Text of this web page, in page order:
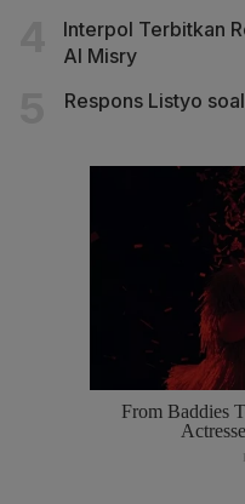
Interpol Terbitkan
Al Misry
Respons Listyo